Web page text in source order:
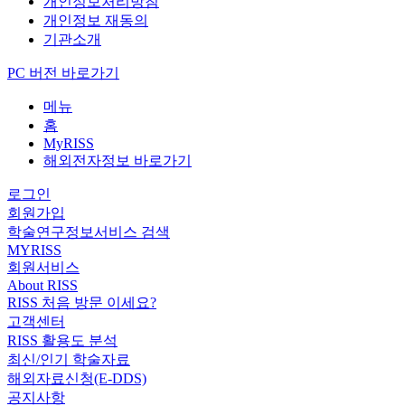
개인정보 재동의
기관소개
PC 버전 바로가기
메뉴
홈
MyRISS
해외전자정보 바로가기
로그인
회원가입
학술연구정보서비스 검색
MYRISS
회원서비스
About RISS
RISS 처음 방문 이세요?
고객센터
RISS 활용도 분석
최신/인기 학술자료
해외자료신청(E-DDS)
공지사항